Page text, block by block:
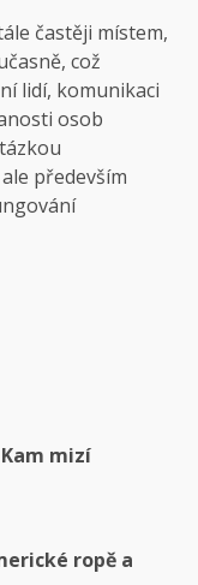
častěji místem,
což
lidí, komunikaci
osob
především
mizí
ropě a